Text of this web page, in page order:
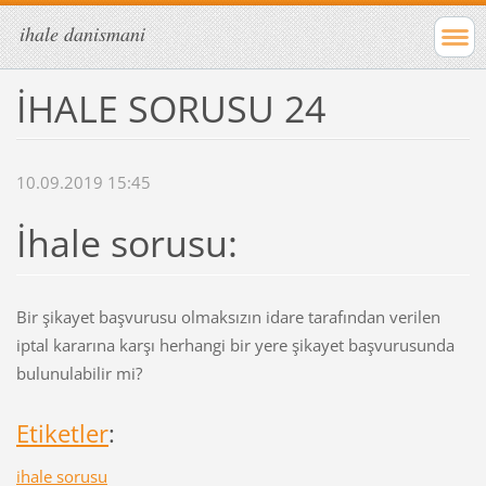
ihale danismani
İHALE SORUSU 24
10.09.2019 15:45
İhale sorusu:
Bir şikayet başvurusu olmaksızın idare tarafından verilen
iptal kararına karşı herhangi bir yere şikayet başvurusunda
bulunulabilir mi?
Etiketler:
ihale sorusu